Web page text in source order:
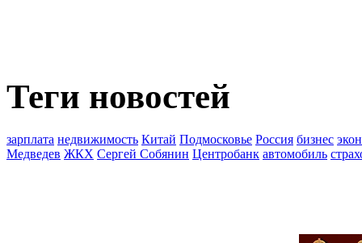
Теги новостей
зарплата недвижимость Китай Подмосковье Россия бизнес
Медведев ЖКХ Сергей Собянин Центробанк автомобиль